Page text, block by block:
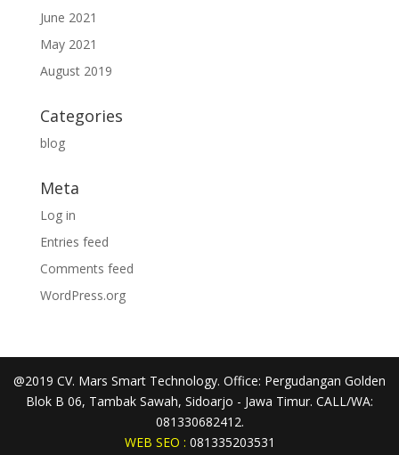
June 2021
May 2021
August 2019
Categories
blog
Meta
Log in
Entries feed
Comments feed
WordPress.org
@2019 CV. Mars Smart Technology. Office: Pergudangan Golden
Blok B 06, Tambak Sawah, Sidoarjo - Jawa Timur. CALL/WA:
081330682412.
WEB SEO : 081335203531